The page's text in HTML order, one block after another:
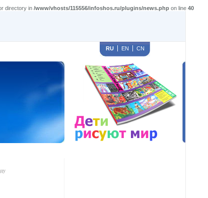
directory in /www/vhosts/115556/infoshos.ru/plugins/news.phpon line 40
RU EN CN